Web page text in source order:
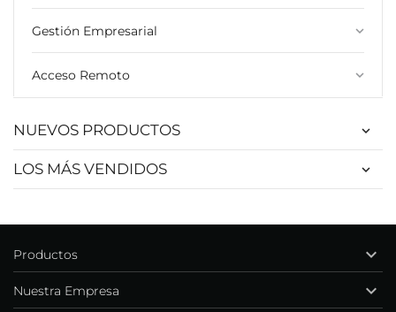
Gestión Empresarial keyboard_arrow_down
Acceso Remoto keyboard_arrow_down
NUEVOS PRODUCTOS
LOS MÁS VENDIDOS
Productos 
Nuestra Empresa 